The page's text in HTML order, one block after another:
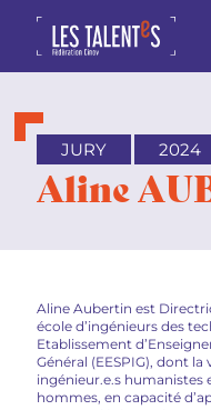
JURY 2024
Aline
Aline Aubertin est
école d’ingénieurs des
Etablissement
Général (EESPIG), dont
ingénieur.e.s humanistes
hommes, en capacité